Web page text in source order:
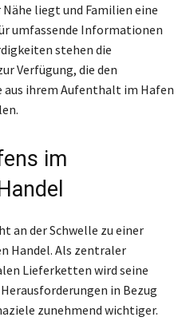
liegt und Familien eine
umfassende Informationen
stehen die
Verfügung, die den
aus ihrem Aufenthalt im Hafen
im
an der Schwelle zu einer
Handel. Als zentraler
Lieferketten wird seine
in Bezug
zunehmend wichtiger.